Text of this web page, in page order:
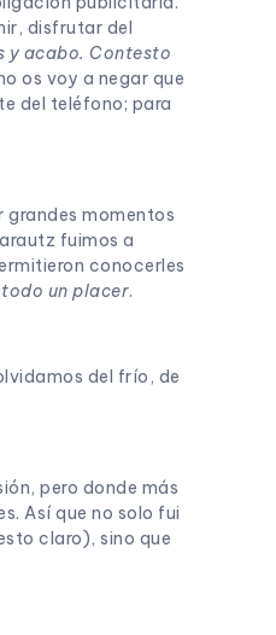
disfrutar del
y acabo. Contesto
os voy a negar que
del teléfono; para
grandes momentos
fuimos a
conocerles
todo un placer.
del frío, de
pero donde más
Así que no solo fui
claro), sino que